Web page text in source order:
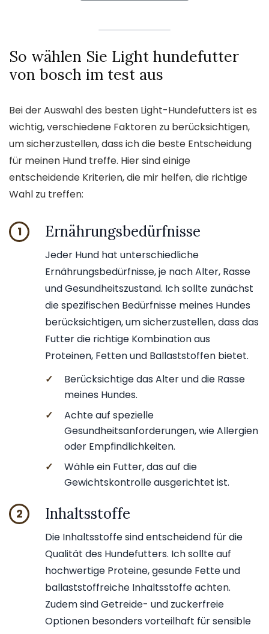
So wählen Sie Light hundefutter
von bosch im test aus
Bei der Auswahl des besten Light-Hundefutters ist es
wichtig, verschiedene Faktoren zu berücksichtigen,
um sicherzustellen, dass ich die beste Entscheidung
für meinen Hund treffe. Hier sind einige
entscheidende Kriterien, die mir helfen, die richtige
Wahl zu treffen:
1 Ernährungsbedürfnisse
Jeder Hund hat unterschiedliche
Ernährungsbedürfnisse, je nach Alter, Rasse
und Gesundheitszustand. Ich sollte zunächst
die spezifischen Bedürfnisse meines Hundes
berücksichtigen, um sicherzustellen, dass das
Futter die richtige Kombination aus
Proteinen, Fetten und Ballaststoffen bietet.
✓
Berücksichtige das Alter und die Rasse
meines Hundes.
✓
Achte auf spezielle
Gesundheitsanforderungen, wie Allergien
oder Empfindlichkeiten.
✓
Wähle ein Futter, das auf die
Gewichtskontrolle ausgerichtet ist.
2 Inhaltsstoffe
Die Inhaltsstoffe sind entscheidend für die
Qualität des Hundefutters. Ich sollte auf
hochwertige Proteine, gesunde Fette und
ballaststoffreiche Inhaltsstoffe achten.
Zudem sind Getreide- und zuckerfreie
Optionen besonders vorteilhaft für sensible